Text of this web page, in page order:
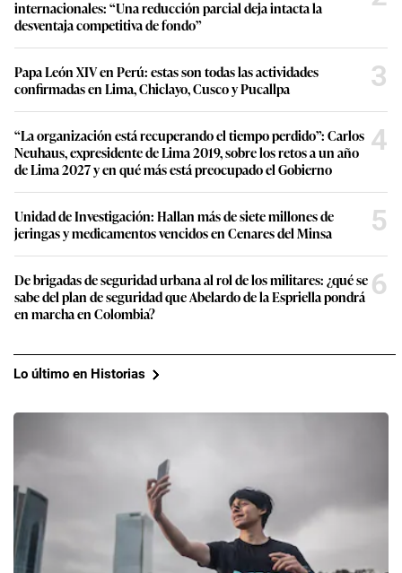
internacionales: “Una reducción parcial deja intacta la
desventaja competitiva de fondo”
Papa León XIV en Perú: estas son todas las actividades
confirmadas en Lima, Chiclayo, Cusco y Pucallpa
3
“La organización está recuperando el tiempo perdido”: Carlos
Neuhaus, expresidente de Lima 2019, sobre los retos a un año
de Lima 2027 y en qué más está preocupado el Gobierno
4
Unidad de Investigación: Hallan más de siete millones de
jeringas y medicamentos vencidos en Cenares del Minsa
5
De brigadas de seguridad urbana al rol de los militares: ¿qué se
sabe del plan de seguridad que Abelardo de la Espriella pondrá
en marcha en Colombia?
6
Lo último en Historias